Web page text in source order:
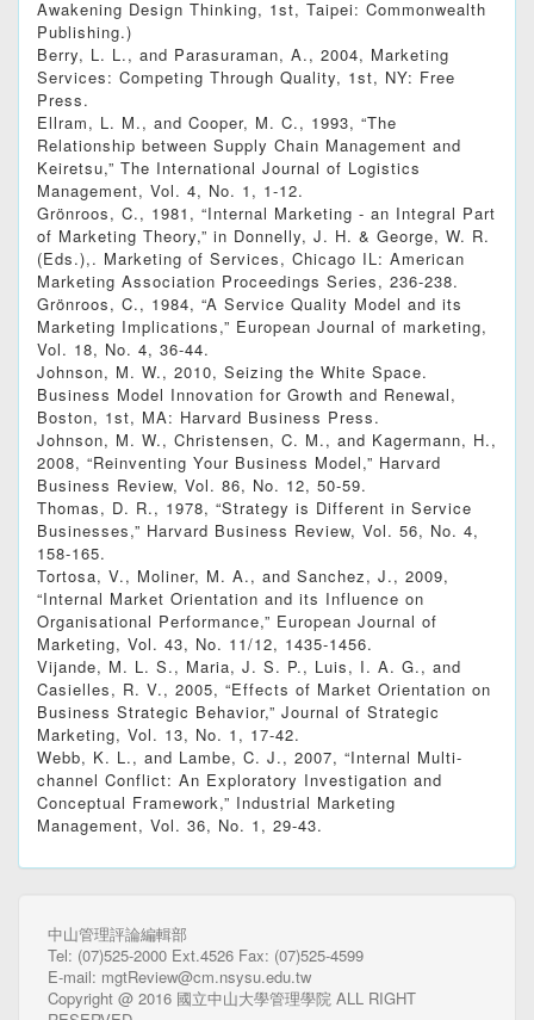
Awakening Design Thinking, 1st, Taipei: Commonwealth
Publishing.)
Berry, L. L., and Parasuraman, A., 2004, Marketing
Services: Competing Through Quality, 1st, NY: Free
Press.
Ellram, L. M., and Cooper, M. C., 1993, “The
Relationship between Supply Chain Management and
Keiretsu,” The International Journal of Logistics
Management, Vol. 4, No. 1, 1-12.
Grönroos, C., 1981, “Internal Marketing - an Integral Part
of Marketing Theory,” in Donnelly, J. H. & George, W. R.
(Eds.),. Marketing of Services, Chicago IL: American
Marketing Association Proceedings Series, 236-238.
Grönroos, C., 1984, “A Service Quality Model and its
Marketing Implications,” European Journal of marketing,
Vol. 18, No. 4, 36-44.
Johnson, M. W., 2010, Seizing the White Space.
Business Model Innovation for Growth and Renewal,
Boston, 1st, MA: Harvard Business Press.
Johnson, M. W., Christensen, C. M., and Kagermann, H.,
2008, “Reinventing Your Business Model,” Harvard
Business Review, Vol. 86, No. 12, 50-59.
Thomas, D. R., 1978, “Strategy is Different in Service
Businesses,” Harvard Business Review, Vol. 56, No. 4,
158-165.
Tortosa, V., Moliner, M. A., and Sanchez, J., 2009,
“Internal Market Orientation and its Influence on
Organisational Performance,” European Journal of
Marketing, Vol. 43, No. 11/12, 1435-1456.
Vijande, M. L. S., Maria, J. S. P., Luis, I. A. G., and
Casielles, R. V., 2005, “Effects of Market Orientation on
Business Strategic Behavior,” Journal of Strategic
Marketing, Vol. 13, No. 1, 17-42.
Webb, K. L., and Lambe, C. J., 2007, “Internal Multi-
channel Conflict: An Exploratory Investigation and
Conceptual Framework,” Industrial Marketing
Management, Vol. 36, No. 1, 29-43.
中山管理評論編輯部
Tel: (07)525-2000 Ext.4526 Fax: (07)525-4599
E-mail: mgtReview@cm.nsysu.edu.tw
Copyright @ 2016 國立中山大學管理學院 ALL RIGHT